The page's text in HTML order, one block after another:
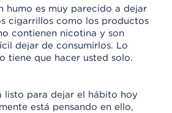
humo es muy parecido a dejar
cigarrillos como los productos
contienen nicotina y son
dejar de consumirlos. Lo
tiene que hacer usted solo.
listo para dejar el hábito hoy
está pensando en ello,